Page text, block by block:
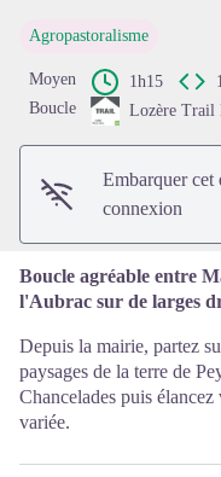
Agropastoralisme
Moyen 1h15
Boucle
Lozère Trail
Embarquer cet
connexion
Boucle agréable entre
l'Aubrac sur de larges
Depuis la mairie, partez
paysages de la terre de
Chancelades puis
variée.